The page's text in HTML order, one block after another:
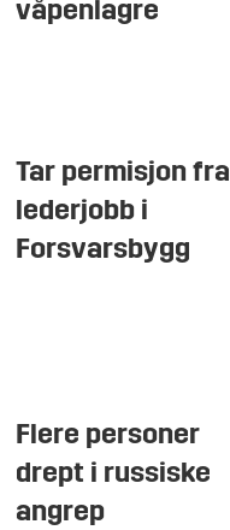
våpenlagre
Tar permisjon fra
lederjobb i
Forsvarsbygg
Flere personer
drept i russiske
angrep